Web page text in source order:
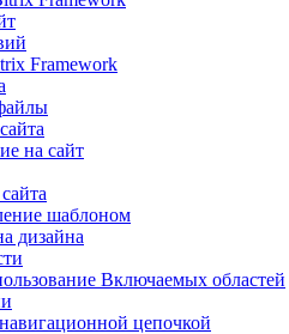
Framework
на сайт
шаблоном
дизайна
Включаемых областей
цепочкой